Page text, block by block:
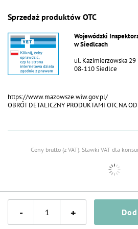
- +
Wilgotność 86,0%
Sprzedaż produktów OTC
Wojewódzki
w Siedlcach
ul. Kazimierzowska 29
08-110 Siedlce
https://www.mazowsze.wiw.gov.pl/
OBRÓT DETALICZNY PRODUKTAMI OTC NA
Ceny brutto (z VAT). Stawki VAT dla